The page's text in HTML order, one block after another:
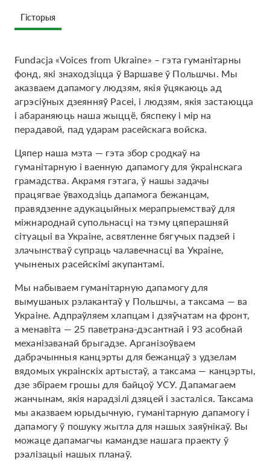
Гісторыя
Fundacja «Voices from Ukraine» – гэта гуманітарны
фонд, які знаходзіцца ў Варшаве ў Польшчы. Мы
аказваем дапамогу людзям, якія ўцякаюць ад
агрэсіўных дзеянняў Расеі, і людзям, якія застаюцца
і абараняюць наша жыццё, бяспеку і мір на
перадавой, пад ударам расейскага войска.
Цяпер наша мэта — гэта збор сродкаў на
гуманітарную і ваенную дапамогу для ўкраінскага
грамадства. Акрамя гэтага, ў нашы задачы
працягвае ўваходзіць дапамога бежанцам,
правядзенне адукацыйных мерапрыемстваў для
міжнароднай супольнасці на тэму цяперашняй
сітуацыі ва Украіне, асвятленне бягучых падзей і
злачынстваў супраць чалавечнасці ва Украіне,
учыненых расейскімі акупантамі.
Мы набываем гуманітарную дапамогу для
вымушаных рэлакантаў у Польшчы, а таксама — ва
Украіне. Адпраўляем хлапцам і дзяўчатам на фронт,
а менавіта — 25 паветрана-дэсантнай і 93 асобнай
механізаванай брыгадзе. Арганізоўваем
дабрачынныя канцэрты для бежанцаў з удзелам
вядомых украінскіх артыстаў, а таксама — канцэрты,
дзе збіраем грошы для байцоў УСУ. Дапамагаем
жанчынам, якія нарадзілі дзяцей і засталіся. Таксама
мы аказваем юрыдычную, гуманітарную дапамогу і
дапамогу ў пошуку жытла для нашых заяўнікаў. Вы
можаце дапамагчы камандзе нашага праекту ў
рэалізацыі нашых планаў.